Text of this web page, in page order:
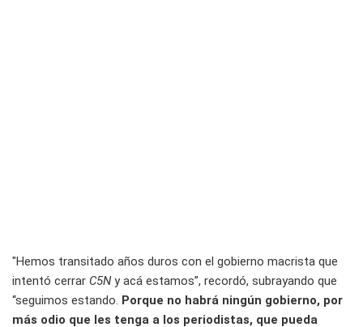
"Hemos transitado años duros con el gobierno macrista que
intentó cerrar C5Ny acá estamos”, recordó, subrayando que
“seguimos estando. Porque no habrá ningún gobierno, por
más odio que les tenga a los periodistas, que pueda